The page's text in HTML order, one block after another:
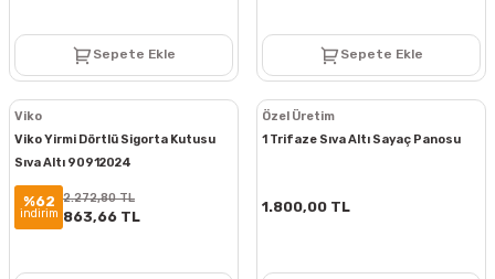
Sepete Ekle Sepete Ekle
Viko
Viko Yirmi Dörtlü Sigorta Kutusu
Sıva Altı 90912024
%62
indirim
2.272,80 TL
863,66 TL
Özel Üretim
1 Trifaze Sıva Altı Sayaç Panosu
1.800,00 TL